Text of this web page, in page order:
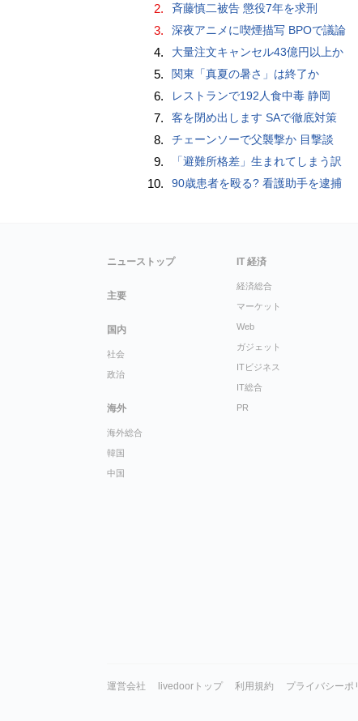
2. 斉藤慎二被告 懲役7年を求刑
3. 深夜アニメに喫煙描写 BPOで議論
4. 大量注文キャンセル43億円以上か
5. 関東「真夏の暑さ」は終了か
6. レストランで192人食中毒 静岡
7. 客を閉め出します SAで徹底対策
8. チェーンソーで父襲撃か 目撃談
9. 「避難所格差」生まれてしまう訳
10. 90歳患者を殴る? 看護助手を逮捕
ニューストップ
主要
国内
社会
政治
海外
海外総合
韓国
中国
IT 経済
経済総合
マーケット
Web
ガジェット
ITビジネス
IT総合
PR
運営会社 livedoorトップ 利用規約 プライバシーポ